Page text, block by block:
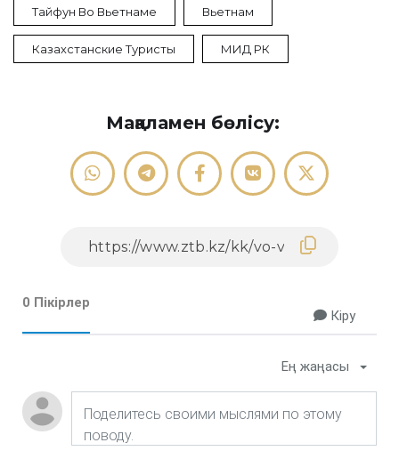
Тайфун Во Вьетнаме Вьетнам
Казахстанские Туристы МИД РК
Мақаламен бөлісу:
0 Пікірлер
Кіру
Ең жаңасы